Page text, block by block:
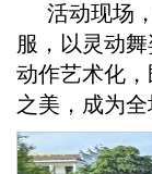
活动现场
服，以灵动
动作艺术化
之美，成为全